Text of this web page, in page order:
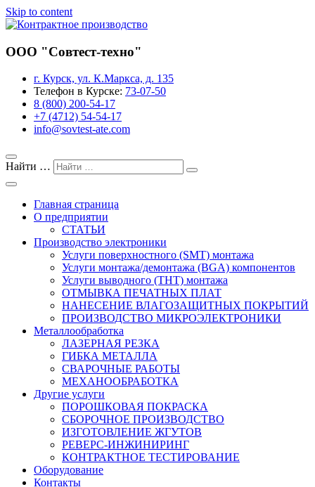
Skip to content
Контрактное производство
ООО "Совтест-техно"
г. Курск, ул. К.Маркса, д. 135
Телефон в Курске: 73-07-50
8 (800) 200-54-17
+7 (4712) 54-54-17
info@sovtest-ate.com
Найти …
Главная страница
О предприятии
СТАТЬИ
Производство электроники
Услуги поверхностного (SMT) монтажа
Услуги монтажа/демонтажа (BGA) компонентов
Услуги выводного (THT) монтажа
ОТМЫВКА ПЕЧАТНЫХ ПЛАТ
НАНЕСЕНИЕ ВЛАГОЗАЩИТНЫХ ПОКРЫТИЙ
ПРОИЗВОДСТВО МИКРОЭЛЕКТРОНИКИ
Металлообработка
ЛАЗЕРНАЯ РЕЗКА
ГИБКА МЕТАЛЛА
СВАРОЧНЫЕ РАБОТЫ
МЕХАНООБРАБОТКА
Другие услуги
ПОРОШКОВАЯ ПОКРАСКА
СБОРОЧНОЕ ПРОИЗВОДСТВО
ИЗГОТОВЛЕНИЕ ЖГУТОВ
РЕВЕРС-ИНЖИНИРИНГ
КОНТРАКТНОЕ ТЕСТИРОВАНИЕ
Оборудование
Контакты